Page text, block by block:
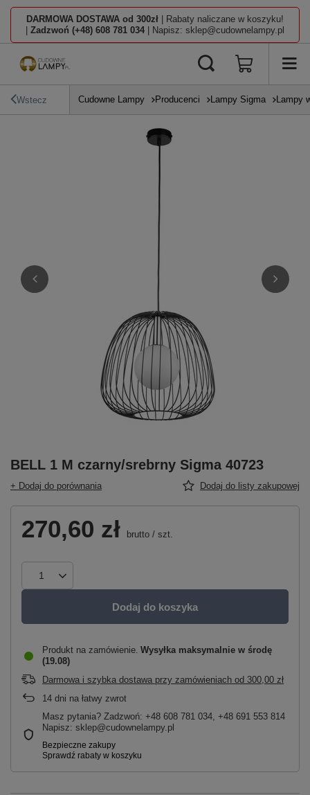
DARMOWA DOSTAWA od 300zł | Rabaty naliczane w koszyku!
Zadzwoń (+48) 608 781 034 | Napisz: sklep@cudownelampy.pl
Wstecz Cudowne Lampy Producenci Lampy Sigma Lampy
BELL 1 M czarny/srebrny Sigma 40723
+ Dodaj do porównania Dodaj do listy zakupowej
270,60 zł brutto / szt.
Dodaj do koszyka
Produkt na zamówienie Wysyłka maksymalnie w środę
(19.08)
Darmowa i szybka dostawa przy zamówieniach od 300,00 zł
14 dni na łatwy zwrot
Masz pytania? Zadzwoń: +48 608 781 034, +48 691 553 814
Napisz: sklep@cudownelampy.pl